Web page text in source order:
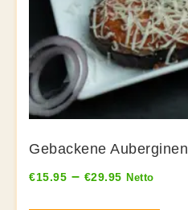
Gebackene Auberginen
€15.95 – €29.95 Netto